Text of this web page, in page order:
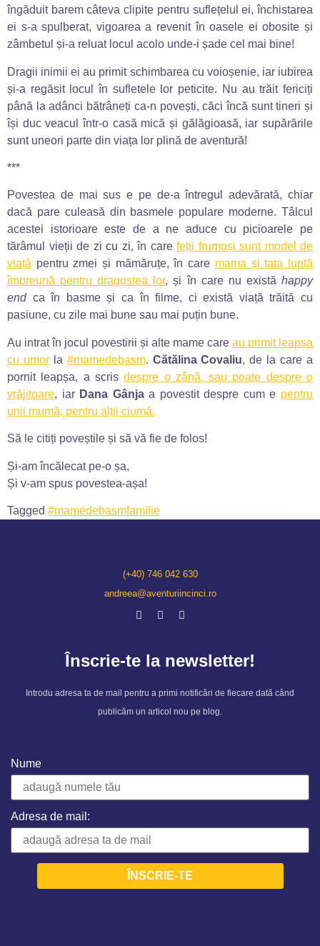
îngăduit barem câteva clipite pentru suflețelul ei, închistarea
ei s-a spulberat, vigoarea a revenit în oasele ei obosite și
zâmbetul și-a reluat locul acolo unde-i șade cel mai bine!
Dragii inimii ei au primit schimbarea cu voioșenie, iar iubirea
și-a regăsit locul în sufletele lor peticite. Nu au trăit fericiți
până la adânci bătrâneți ca-n povești, căci încă sunt tineri și
își duc veacul într-o casă mică și gălăgioasă, iar supărările
sunt uneori parte din viața lor plină de aventură!
***
Povestea de mai sus e pe de-a întregul adevărată, chiar
dacă pare culeasă din basmele populare moderne. Tâlcul
acestei istorioare este de a ne aduce cu picioarele pe
tărâmul vieții de zi cu zi, în care feții frumoși sunt model de
viață pentru zmei și mămăruțe, în care mama și tata luptă
împreună pentru dragostea lor, și în care nu existăhappy
endca în basme și ca în filme, ci există viață trăită cu
pasiune, cu zile mai bune sau mai puțin bune.
Au intrat în jocul povestirii și alte mame care au primit leapșa
cu umorla #mamedebasm. Cătălina Covaliu, de la care a
pornit leapșa, a scrisdespre o zână, sau poate despre o
vrăjitoare, iar Dana Gânjaa povestit despre cum e pentru
unii mumă, pentru alții ciumă.
Să le citiți poveștile și să vă fie de folos!
Și-am încălecat pe-o șa,
Și v-am spus povestea-așa!
Tagged #mamedebasmfamilie
(+40) 746 042 630
andreea@aventuriincinci.ro
Înscrie-te la newsletter!
Introdu adresa ta de mail pentru a primi notificări de fiecare dată când
publicăm un articol nou pe blog.
Nume
Adresa de mail: